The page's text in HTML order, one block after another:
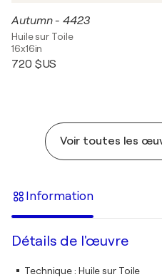
Autumn - 4423
Huile sur Toile
16x16in
720 $US
Voir toutes les
Information
Détails de l'œuvre
Technique: Huile sur Toile